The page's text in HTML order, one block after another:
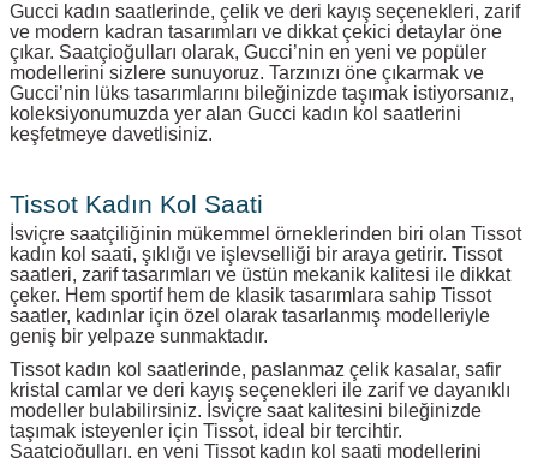
Gucci kadın saatlerinde, çelik ve deri kayış seçenekleri, zarif
ve modern kadran tasarımları ve dikkat çekici detaylar öne
çıkar. Saatçioğulları olarak, Gucci’nin en yeni ve popüler
modellerini sizlere sunuyoruz. Tarzınızı öne çıkarmak ve
Gucci’nin lüks tasarımlarını bileğinizde taşımak istiyorsanız,
koleksiyonumuzda yer alan Gucci kadın kol saatlerini
keşfetmeye davetlisiniz.
Tissot Kadın Kol Saati
İsviçre saatçiliğinin mükemmel örneklerinden biri olan Tissot
kadın kol saati, şıklığı ve işlevselliği bir araya getirir. Tissot
saatleri, zarif tasarımları ve üstün mekanik kalitesi ile dikkat
çeker. Hem sportif hem de klasik tasarımlara sahip Tissot
saatler, kadınlar için özel olarak tasarlanmış modelleriyle
geniş bir yelpaze sunmaktadır.
Tissot kadın kol saatlerinde, paslanmaz çelik kasalar, safir
kristal camlar ve deri kayış seçenekleri ile zarif ve dayanıklı
modeller bulabilirsiniz. İsviçre saat kalitesini bileğinizde
taşımak isteyenler için Tissot, ideal bir tercihtir.
Saatçioğulları, en yeni Tissot kadın kol saati modellerini